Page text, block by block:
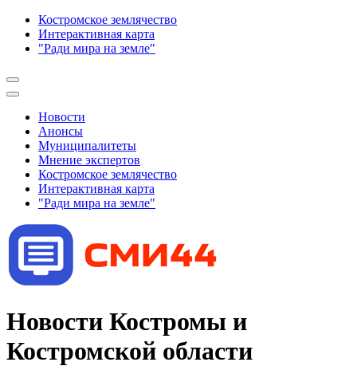
Костромское землячество
Интерактивная карта
"Ради мира на земле"
Новости
Анонсы
Муниципалитеты
Мнение экспертов
Костромское землячество
Интерактивная карта
"Ради мира на земле"
Новости Костромы и
Костромской области